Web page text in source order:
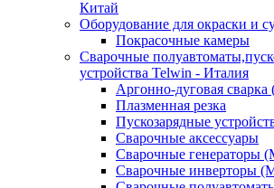
Китай
Оборудование для окраски и
Покрасочные камеры
Сварочные
устройства Telwin - Италия
Аргонно-дуговая сварка
Плазменная резка
Пускозарядные
Сварочные аксессуары
Сварочные генераторы
Сварочные инверторы